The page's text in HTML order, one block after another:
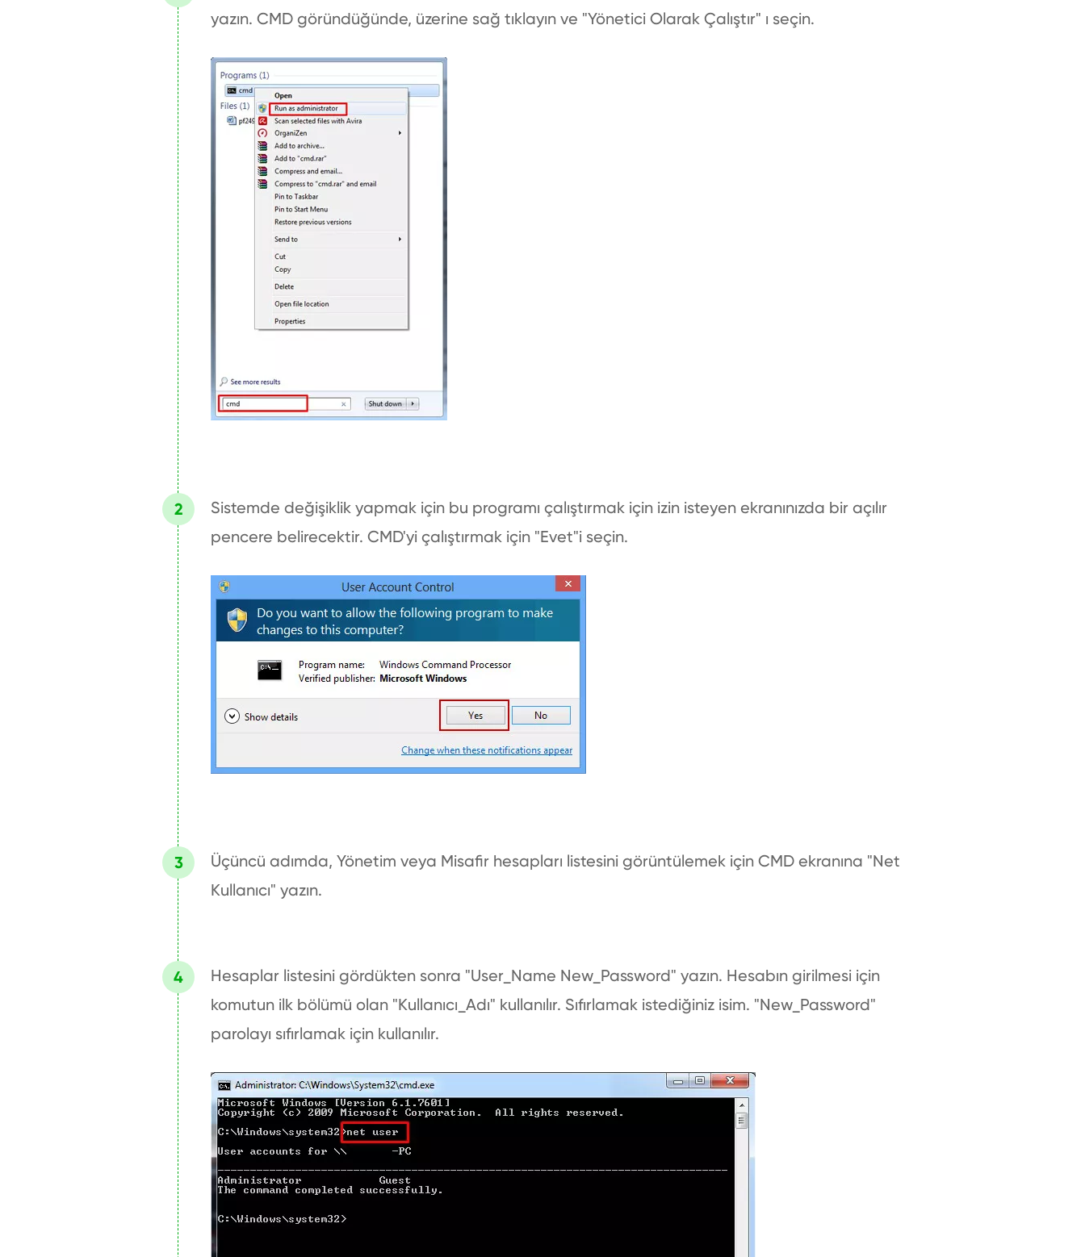
yazın. CMD göründüğünde, üzerine sağ tıklayın ve "Yönetici Olarak Çalıştır" ı seçin.
Sistemde değişiklik yapmak için bu programı çalıştırmak için izin isteyen ekranınızda bir açılır
pencere belirecektir. CMD'yi çalıştırmak için "Evet"i seçin.
Üçüncü adımda, Yönetim veya Misafir hesapları listesini görüntülemek için CMD ekranına "Net
Kullanıcı" yazın.
Hesaplar listesini gördükten sonra "User_Name New_Password" yazın. Hesabın girilmesi için
komutun ilk bölümü olan "Kullanıcı_Adı" kullanılır. Sıfırlamak istediğiniz isim. "New_Password"
parolayı sıfırlamak için kullanılır.